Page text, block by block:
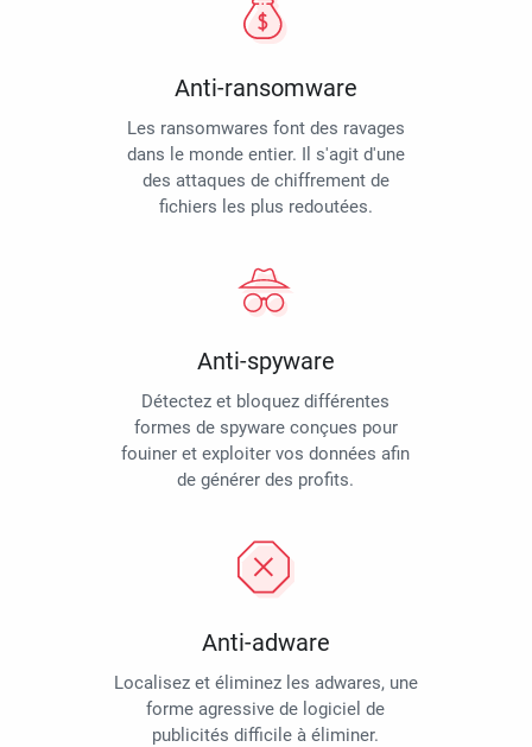
Anti-ransomware
Les ransomwares font des ravages
dans le monde entier. Il s'agit d'une
des attaques de chiffrement de
fichiers les plus redoutées.
Anti-spyware
Détectez et bloquez différentes
formes de spyware conçues pour
fouiner et exploiter vos données afin
de générer des profits.
Anti-adware
Localisez et éliminez les adwares, une
forme agressive de logiciel de
publicités difficile à éliminer.